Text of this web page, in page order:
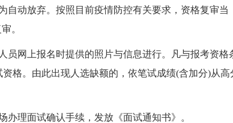
动放弃。按照目前疫情防控有关要求，资格复审当
。
网上报名时提供的照片与信息进行。凡与报考资格
格。由此出现人选缺额的，依笔试成绩(含加分)从高
理面试确认手续，发放《面试通知书》。